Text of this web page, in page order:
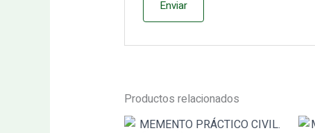
Productos relacionados
El
El